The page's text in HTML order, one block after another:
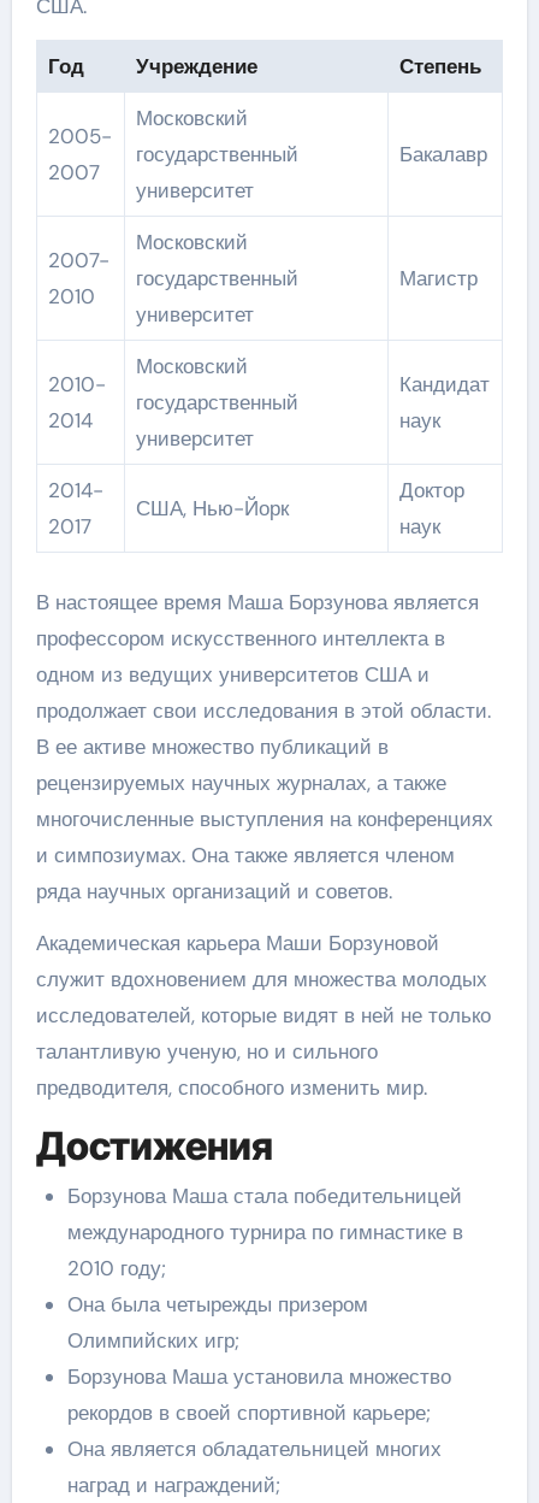
США.
Год Учреждение Степень
2005-
2007
Московский
государственный
университет
Бакалавр
2007-
2010
Московский
государственный
университет
Магистр
2010-
2014
Московский
государственный
университет
Кандидат
наук
2014-
2017
США, Нью-Йорк
Доктор
наук
В настоящее время Маша Борзунова является
профессором искусственного интеллекта в
одном из ведущих университетов США и
продолжает свои исследования в этой области.
В ее активе множество публикаций в
рецензируемых научных журналах, а также
многочисленные выступления на конференциях
и симпозиумах. Она также является членом
ряда научных организаций и советов.
Академическая карьера Маши Борзуновой
служит вдохновением для множества молодых
исследователей, которые видят в ней не только
талантливую ученую, но и сильного
предводителя, способного изменить мир.
Достижения
Борзунова Маша стала победительницей
международного турнира по гимнастике в
2010 году;
Она была четырежды призером
Олимпийских игр;
Борзунова Маша установила множество
рекордов в своей спортивной карьере;
Она является обладательницей многих
наград и награждений;